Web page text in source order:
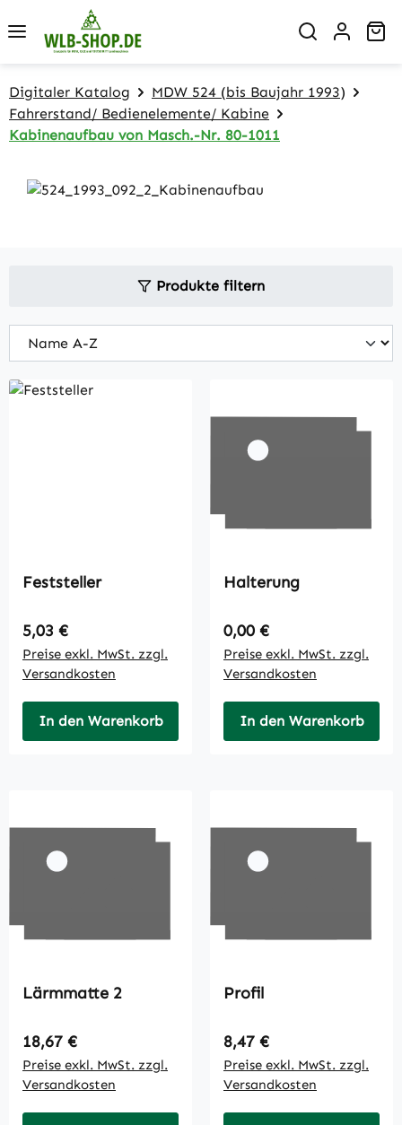
Zum Hauptinhalt springen
Digitaler Katalog
MDW 524 (bis Baujahr 1993)
Fahrerstand/ Bedienelemente/ Kabine
Kabinenaufbau von Masch.-Nr. 80-1011
Produkte filtern
Feststeller
Regulärer Preis:
5,03 €
Preise exkl. MwSt. zzgl.
Versandkosten
In den Warenkorb
Halterung
Regulärer Preis:
0,00 €
Preise exkl. MwSt. zzgl.
Versandkosten
In den Warenkorb
Lärmmatte 2
Regulärer Preis:
18,67 €
Preise exkl. MwSt. zzgl.
Versandkosten
Profil
Regulärer Preis:
8,47 €
Preise exkl. MwSt. zzgl.
Versandkosten